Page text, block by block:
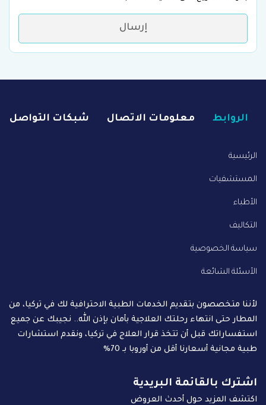
إرسال
الروابط معلومات الاتصال شبكات التواصل
الرئيسية
المستشفيات
الأطباء
التكاليف
سياسة الخصوصية
الأسئلة الشائعة
لأننا متخصصون بتقديم الخدمات الطبية الاحترافية لك في تركيا، من
المطار حتى انتهاء رحلتك العلاجية بأمان بإذن الله.. نجيبك عن جميع
استفساراتك قبل أن تتخذ قرار العلاج في تركيا، ونقدم استشارات
طبية مجانية أسعارنا أقل من أوروبا بـ 70%
اشترك بالقائمة البريدية
اكتشف المزيد حول أحدث العروض